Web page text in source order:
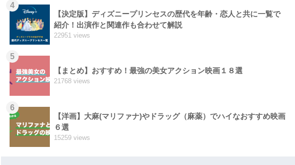
4
【決定版】ディズニープリンセスの歴代を年齢・恋人と共に一覧で
紹介！出演作と関連作も合わせて解説
22951 views
5
【まとめ】おすすめ！最強の美女アクション映画１８選
21768 views
6
【洋画】大麻(マリファナ)やドラッグ（麻薬）でハイなおすすめ映画
６選
15259 views